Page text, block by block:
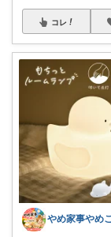
コレ